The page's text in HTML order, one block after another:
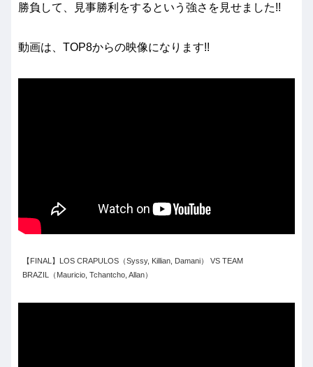
勝負して、見事勝利をするという強さを見せました!!
動画は、TOP8からの映像になります!!
【FINAL】LOS CRAPULOS（Syssy, Killian, Damani） VS TEAM
BRAZIL（Mauricio, Tchantcho, Allan）